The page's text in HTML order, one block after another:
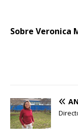
o
Sobre Veronica